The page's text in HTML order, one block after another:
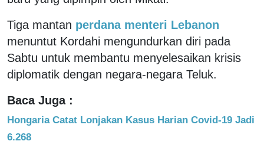
Tiga mantan perdana menteri Lebanon
menuntut Kordahi mengundurkan diri pada
Sabtu untuk membantu menyelesaikan krisis
diplomatik dengan negara-negara Teluk.
Baca Juga :
Hongaria Catat Lonjakan Kasus Harian Covid-19 Jadi
6.268